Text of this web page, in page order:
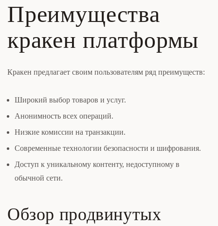
Преимущества
кракен платформы
Кракен предлагает своим пользователям ряд преимуществ:
Широкий выбор товаров и услуг.
Анонимность всех операций.
Низкие комиссии на транзакции.
Современные технологии безопасности и шифрования.
Доступ к уникальному контенту, недоступному в
обычной сети.
Обзор продвинутых